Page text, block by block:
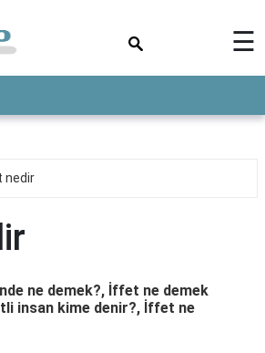
☰
nedir
ne demek?, İffet ne demek
insan kime denir?, İffet ne